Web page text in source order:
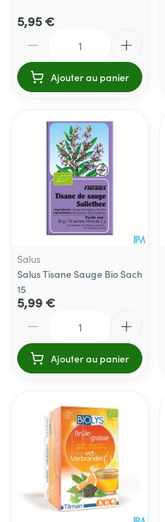
5,95 €
Ajouter au panier
Salus
Salus Tisane Sauge Bio Sach
15
5,99 €
Ajouter au panier